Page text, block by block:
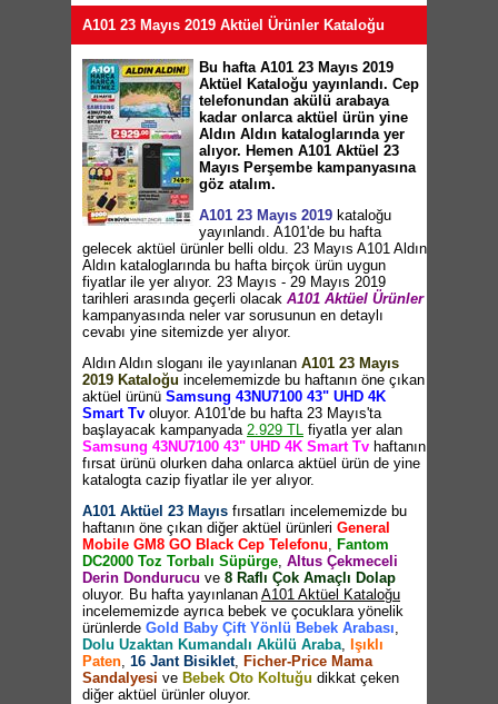
A101 23 Mayıs 2019 Aktüel Ürünler Kataloğu
Bu hafta A101 23 Mayıs 2019
Aktüel Kataloğu yayınlandı. Cep
telefonundan akülü arabaya
kadar onlarca aktüel ürün yine
Aldın Aldın kataloglarında yer
alıyor. Hemen A101 Aktüel 23
Mayıs Perşembe kampanyasına
göz atalım.
A101 23 Mayıs 2019 kataloğu
yayınlandı. A101'de bu hafta
gelecek aktüel ürünler belli oldu. 23 Mayıs A101 Aldın
Aldın kataloglarında bu hafta birçok ürün uygun
fiyatlar ile yer alıyor. 23 Mayıs - 29 Mayıs 2019
tarihleri arasında geçerli olacak A101 Aktüel Ürünler
kampanyasında neler var sorusunun en detaylı
cevabı yine sitemizde yer alıyor.
Aldın Aldın sloganı ile yayınlanan A101 23 Mayıs
2019 Kataloğu incelememizde bu haftanın öne çıkan
aktüel ürünü Samsung 43NU7100 43" UHD 4K
Smart Tv oluyor. A101'de bu hafta 23 Mayıs'ta
başlayacak kampanyada 2.929 TL fiyatla yer alan
Samsung 43NU7100 43" UHD 4K Smart Tv haftanın
fırsat ürünü olurken daha onlarca aktüel ürün de yine
katalogta cazip fiyatlar ile yer alıyor.
A101 Aktüel 23 Mayıs fırsatları incelememizde bu
haftanın öne çıkan diğer aktüel ürünleri General
Mobile GM8 GO Black Cep Telefonu, Fantom
DC2000 Toz Torbalı Süpürge, Altus Çekmeceli
Derin Dondurucu ve 8 Raflı Çok Amaçlı Dolap
oluyor. Bu hafta yayınlanan A101 Aktüel Kataloğu
incelememizde ayrıca bebek ve çocuklara yönelik
ürünlerde Gold Baby Çift Yönlü Bebek Arabası,
Dolu Uzaktan Kumandalı Akülü Araba, Işıklı
Paten, 16 Jant Bisiklet, Ficher-Price Mama
Sandalyesi ve Bebek Oto Koltuğu dikkat çeken
diğer aktüel ürünler oluyor.